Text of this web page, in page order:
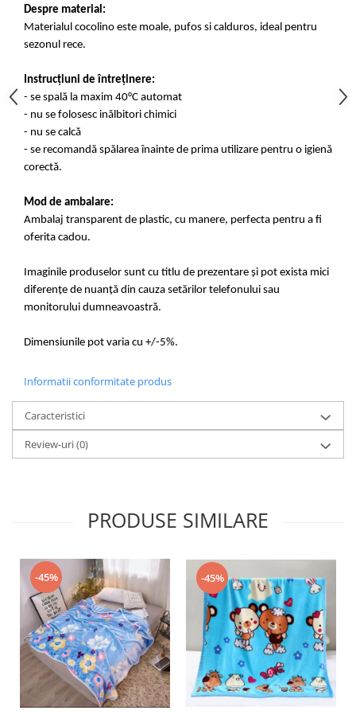
Despre material:
Materialul cocolino este moale, pufos si calduros, ideal pentru
sezonul rece.
Instrucțiuni de întreținere:
- se spală la maxim 40°C automat
- nu se folosesc inălbitori chimici
- nu se calcă
- se recomandă spălarea înainte de prima utilizare pentru o igienă
corectă.
Mod de ambalare:
Ambalaj transparent de plastic, cu manere, perfecta pentru a fi
oferita cadou.
Imaginile produselor sunt cu titlu de prezentare și pot exista mici
diferențe de nuanță din cauza setărilor telefonului sau
monitorului dumneavoastră.
Dimensiunile pot varia cu +/-5%.
Informatii conformitate produs
Caracteristici
Review-uri(0)
PRODUSE SIMILARE
-45% -45%